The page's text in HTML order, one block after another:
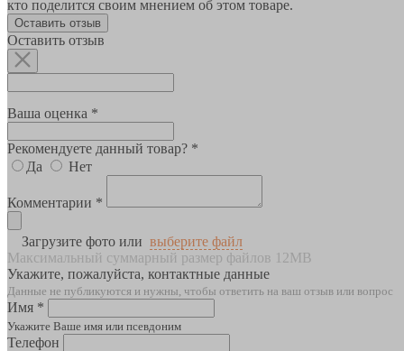
кто поделится своим мнением об этом товаре.
Оставить отзыв
Оставить отзыв
Ваша оценка *
Рекомендуете данный товар? *
Да
Нет
Комментарии *
Загрузите фото или выберите файл
Максимальный суммарный размер файлов 12MB
Укажите, пожалуйста, контактные данные
Данные не публикуются и нужны, чтобы ответить на ваш отзыв или вопрос
Имя *
Укажите Ваше имя или псевдоним
Телефон